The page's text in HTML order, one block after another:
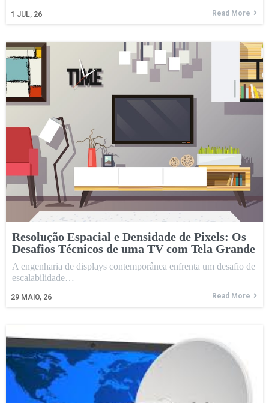
1 JUL, 26 Read More
Resolução Espacial e Densidade de Pixels: Os
Desafios Técnicos de uma TV com Tela Grande
29 MAIO, 26
A engenharia de displays contemporânea enfrenta um desafio de
escalabilidade…
Read More